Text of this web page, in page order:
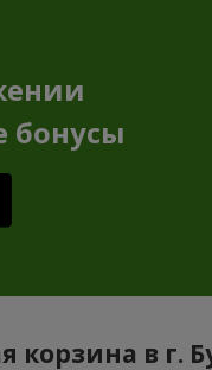
бонусы
корзина в г.